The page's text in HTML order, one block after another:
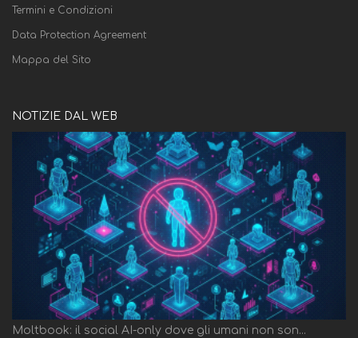
Termini e Condizioni
Data Protection Agreement
Mappa del Sito
NOTIZIE DAL WEB
Moltbook: il social AI-only dove gli umani non son...